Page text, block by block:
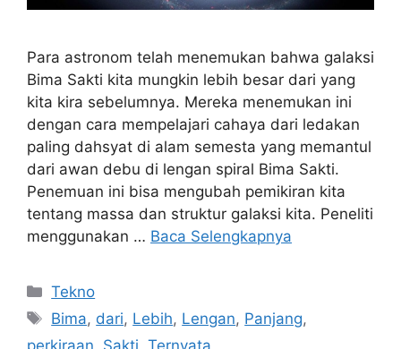
Para astronom telah menemukan bahwa galaksi
Bima Sakti kita mungkin lebih besar dari yang
kita kira sebelumnya. Mereka menemukan ini
dengan cara mempelajari cahaya dari ledakan
paling dahsyat di alam semesta yang memantul
dari awan debu di lengan spiral Bima Sakti.
Penemuan ini bisa mengubah pemikiran kita
tentang massa dan struktur galaksi kita. Peneliti
menggunakan … Baca Selengkapnya
Kategori
Tekno
Tag
Bima, dari, Lebih, Lengan, Panjang,